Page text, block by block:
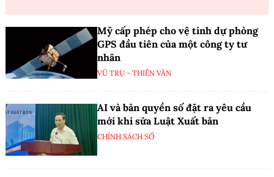
Mỹ cấp phép cho vệ tinh dự phòng
GPS đầu tiên của một công ty tư
nhân
VŨ TRỤ - THIÊN VĂN
AI và bản quyền số đặt ra yêu cầu
mới khi sửa Luật Xuất bản
CHÍNH SÁCH SỐ